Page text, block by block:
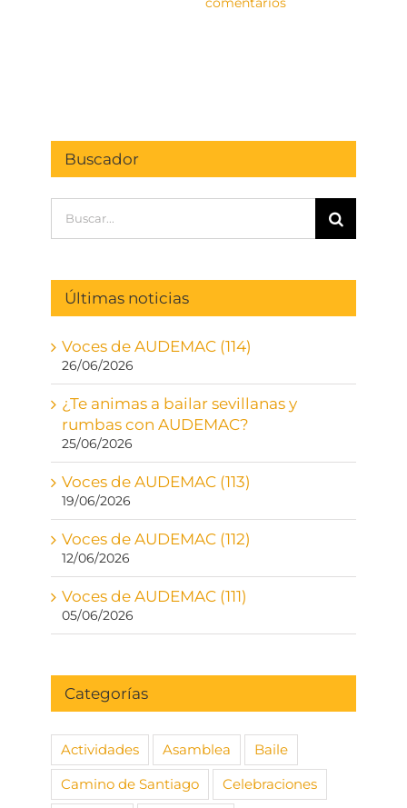
Buscador
Últimas noticias
Voces de AUDEMAC (114)
26/06/2026
¿Te animas a bailar sevillanas y
rumbas con AUDEMAC?
25/06/2026
Voces de AUDEMAC (113)
19/06/2026
Voces de AUDEMAC (112)
12/06/2026
Voces de AUDEMAC (111)
05/06/2026
Categorías
Actividades Asamblea
Baile
Camino de Santiago
Celebraciones